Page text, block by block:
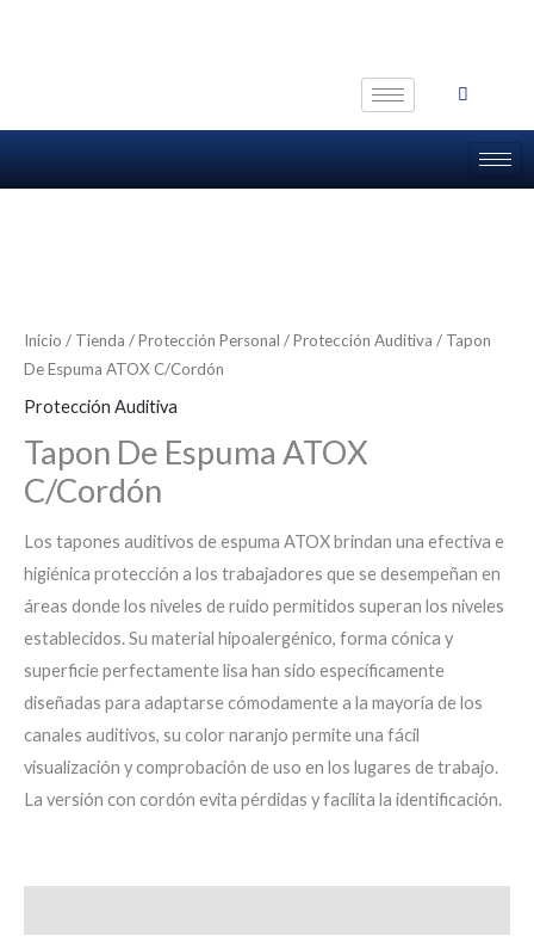
Inicio / Tienda /Protección Personal /Protección Auditiva / Tapon
De Espuma ATOX C/Cordón
Protección Auditiva
Tapon De Espuma ATOX
C/Cordón
Los tapones auditivos de espuma ATOX brindan una efectiva e
higiénica protección a los trabajadores que se desempeñan en
áreas donde los niveles de ruido permitidos superan los niveles
establecidos. Su material hipoalergénico, forma cónica y
superficie perfectamente lisa han sido específicamente
diseñadas para adaptarse cómodamente a la mayoría de los
canales auditivos, su color naranjo permite una fácil
visualización y comprobación de uso en los lugares de trabajo.
La versión con cordón evita pérdidas y facilita la identificación.